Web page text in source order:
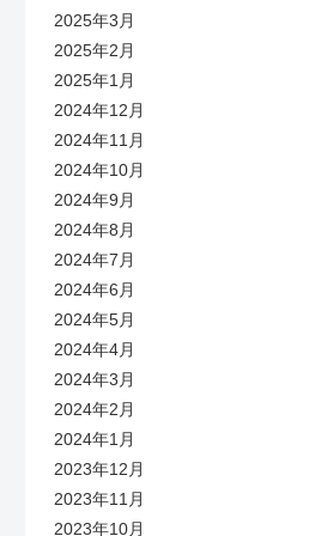
2025年3月
2025年2月
2025年1月
2024年12月
2024年11月
2024年10月
2024年9月
2024年8月
2024年7月
2024年6月
2024年5月
2024年4月
2024年3月
2024年2月
2024年1月
2023年12月
2023年11月
2023年10月